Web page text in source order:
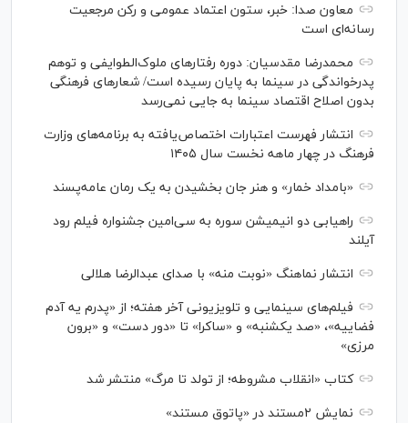
معاون صدا: خبر، ستون اعتماد عمومی و رکن مرجعیت
رسانه‌ای است
محمدرضا مقدسیان: دوره رفتارهای ملوک‌الطوایفی و توهم
پدرخواندگی در سینما به پایان رسیده است/ شعارهای فرهنگی
بدون اصلاح اقتصاد سینما به جایی نمی‌رسد
انتشار فهرست اعتبارات اختصاص‌یافته به برنامه‌های وزارت
فرهنگ در چهار ماهه نخست سال ۱۴۰۵
«بامداد خمار» و هنر جان بخشیدن به یک رمان عامه‌پسند
راهیابی دو انیمیشن سوره به سی‌امین جشنواره فیلم رود
آیلند
انتشار نماهنگ «نوبت منه» با صدای عبدالرضا هلالی
فیلم‌های سینمایی و تلویزیونی آخر هفته؛ از «پدرم یه آدم
فضاییه»، «صد یکشنبه» و «ساکرا» تا «دور دست» و «برون
مرزی»
کتاب «انقلاب مشروطه؛ از تولد تا مرگ» منتشر شد
نمایش ۲مستند در «پاتوق مستند»